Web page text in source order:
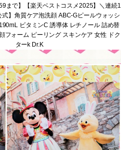
まで】【楽天ベストコスメ2025】＼連続1
】角質ケア泡洗顔 ABC-Gピールウォッシ
ビタミンC 誘導体 レチノール 詰め替
フォーム ピーリング スキンケア 女性 ドク
ターk Dr.K